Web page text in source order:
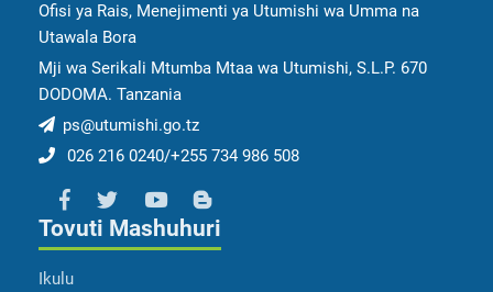
Ofisi ya Rais, Menejimenti ya Utumishi wa Umma na
Utawala Bora
Mji wa Serikali Mtumba Mtaa wa Utumishi, S.L.P. 670
DODOMA. Tanzania
ps@utumishi.go.tz
026 216 0240/+255 734 986 508
Tovuti Mashuhuri
Ikulu